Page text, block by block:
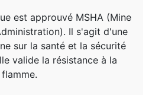
est approuvé MSHA (Mine
Il s'agit d'une
sur la santé et la sécurité
valide la résistance à la
flamme.